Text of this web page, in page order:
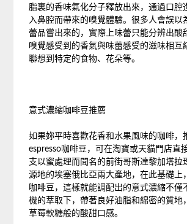
脂裏的香味氣化分子釋放出來，通過口腔
入鼻腔而帶來的嗅覺體驗。很多人會誤以
蕾品嘗出來的，實際上味蕾只能分辨出酸
嗅覺感受到的香氣與味蕾感受的滋味相互
聯想到特定的食物、花朵等。
意式濃縮咖啡豆推薦
如果妳平時喜歡花香和水果風味的咖啡，
espresso咖啡豆，可在淘寶或天貓門店直
支以蜜處理而聞名的前街哥斯達黎加塔拉
源地的埃塞俄比亞兩大產地，在此基礎上
咖啡豆，這樣就能調配出的意式濃縮不僅
機的萃取下，帶著良好油脂和綿密的質地
草莓軟糖般的酸甜口感。